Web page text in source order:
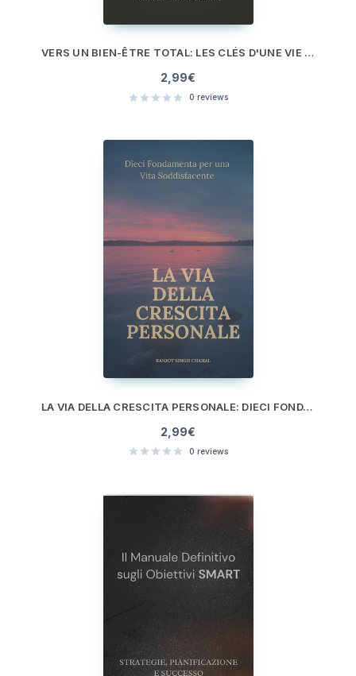
VERS UN BIEN-ÊTRE TOTAL: LES CLÉS D'UNE VIE SAINE ET ÉPANOUIE
2,99€
0 reviews
LA VIA DELLA CRESCITA PERSONALE: DIECI FONDAMENTA PER UNA VITA SODDISFACENTE
2,99€
0 reviews